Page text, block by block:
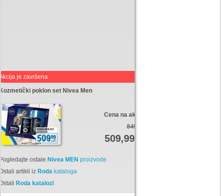
je završena
poklon set Nivea Men
Cena na akciji:
849,99
509,99Din
ostale Nivea MEN proizvode
artikli iz Rodakataloga
Roda katalozi